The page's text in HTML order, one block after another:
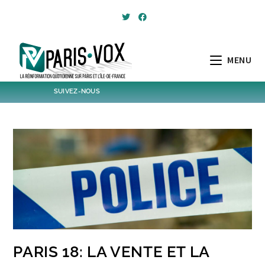
MENU
SUIVEZ-NOUS
6,070 Post
PARIS 18: LA VENTE ET LA